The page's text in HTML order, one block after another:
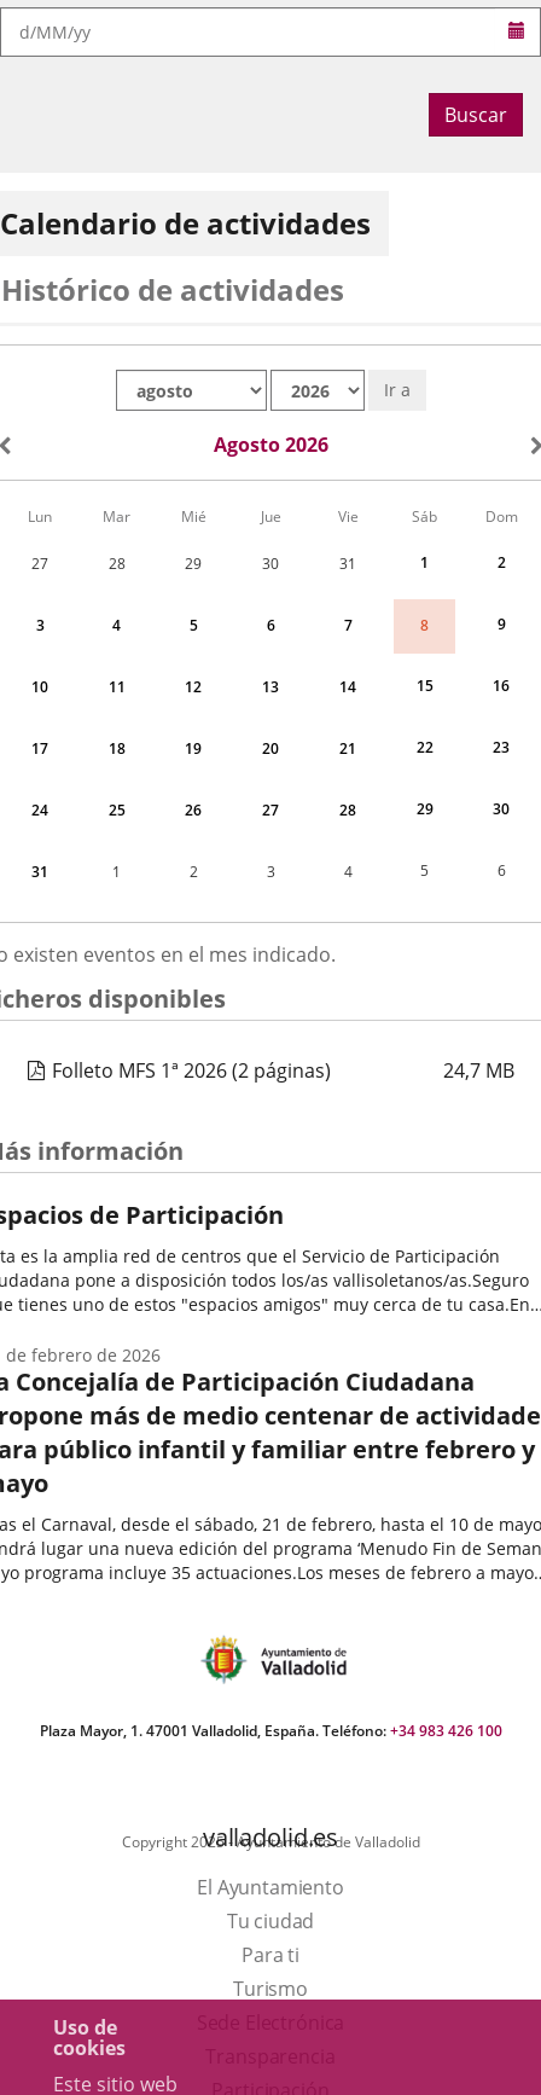
Uso de
cookies
Este sitio web
Buscar
Calendario de actividades
Histórico de actividades
Ir a
Agosto 2026
Calendario
correspondiente
Lun Mar Mié Jue Vie Sáb Dom
27 28 29 30 31 1 2
3 4 5 6 7 8 9
10 11 12 13 14 15 16
17 18 19 20 21 22 23
24 25 26 27 28 29 30
31 1 2 3 4 5 6
existen eventos en el mes indicado.
disponibles
Folleto MFS 1ª 2026 24,7 MB
(2 páginas)
información
de Participación
es la amplia red de centros que el Servicio de Participación
pone a disposición todos los/as vallisoletanos/as.Seguro
tienes uno de estos "espacios amigos" muy cerca de tu casa.En
Concejalía de Participación Ciudadana
más de medio centenar de
público infantil y familiar entre febrero y
el Carnaval, desde el sábado, 21 de febrero, hasta el 10 de
lugar una nueva edición del programa ‘Menudo Fin de
programa incluye 35 actuaciones.Los meses de febrero a mayo
de febrero de 2026
Plaza Mayor, 1. 47001 Valladolid, España. Teléfono:+34 983 426 100
Copyright 2025 - Ayuntamiento de Valladolid
valladolid.es
El Ayuntamiento
Tu ciudad
Para ti
TurismoEste